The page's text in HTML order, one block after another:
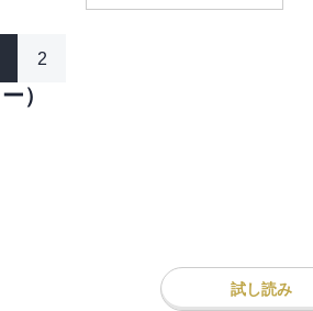
2
）
試し読み